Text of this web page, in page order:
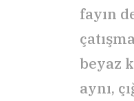
fayın
beyaz
aynı,